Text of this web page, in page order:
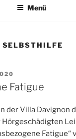
Menü
SELBSTHILFE
Fatigue
der Villa Davignon
Fatigue“